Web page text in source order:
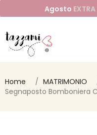
Agosto
Home MATRIMONIO
Segnaposto Bomboniera